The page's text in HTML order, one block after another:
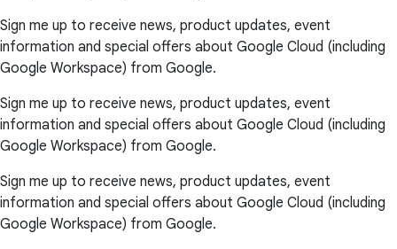
Sign me up to receive news, product updates, event
information and special offers about Google Cloud (including
Google Workspace) from Google.
Sign me up to receive news, product updates, event
information and special offers about Google Cloud (including
Google Workspace) from Google.
Sign me up to receive news, product updates, event
information and special offers about Google Cloud (including
Google Workspace) from Google.